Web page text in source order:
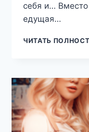
себя и…
едущая…
ЧИТАТЬ